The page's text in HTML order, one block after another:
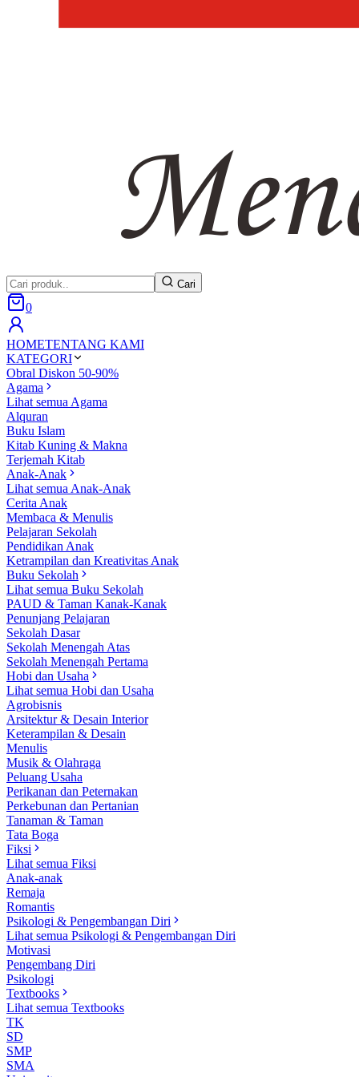
Cari
0
HOMETENTANG KAMI
KATEGORI
Obral Diskon 50-90%
Agama
Lihat semua Agama
Alquran
Buku Islam
Kitab Kuning & Makna
Terjemah Kitab
Anak-Anak
Lihat semua Anak-Anak
Cerita Anak
Membaca & Menulis
Pelajaran Sekolah
Pendidikan Anak
Ketrampilan dan Kreativitas Anak
Buku Sekolah
Lihat semua Buku Sekolah
PAUD & Taman Kanak-Kanak
Penunjang Pelajaran
Sekolah Dasar
Sekolah Menengah Atas
Sekolah Menengah Pertama
Hobi dan Usaha
Lihat semua Hobi dan Usaha
Agrobisnis
Arsitektur & Desain Interior
Keterampilan & Desain
Menulis
Musik & Olahraga
Peluang Usaha
Perikanan dan Peternakan
Perkebunan dan Pertanian
Tanaman & Taman
Tata Boga
Fiksi
Lihat semua Fiksi
Anak-anak
Remaja
Romantis
Psikologi & Pengembangan Diri
Lihat semua Psikologi & Pengembangan Diri
Motivasi
Pengembang Diri
Psikologi
Textbooks
Lihat semua Textbooks
TK
SD
SMP
SMA